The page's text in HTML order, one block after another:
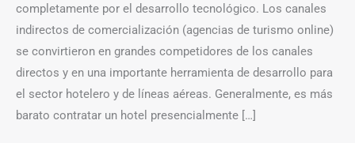
completamente por el desarrollo tecnológico. Los canales
indirectos de comercialización (agencias de turismo online)
se convirtieron en grandes competidores de los canales
directos y en una importante herramienta de desarrollo para
el sector hotelero y de líneas aéreas. Generalmente, es más
barato contratar un hotel presencialmente […]